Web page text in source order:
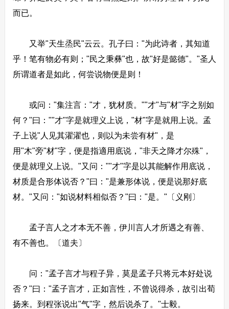
而已。
又举"天生烝民"云云。孔子曰："为此诗者，其知道
乎！笔有物必有则；"民之秉彝"也，故"好是懿德"。"圣人
所谓道者是如此，何尝说物便是则！
或问："集注言："才，犹材质。""才"与"材"字之别如
何？"曰：""才"字是就理义上说，"材"字是就用上说。孟
子上说"人见其濯濯也，则以为未尝有材"，是
用"木"旁"材"字，便是指適用底说，"非天之降才尔殊"，
便是就理义上说。"又问：""才"字是以其能解作用底说，
材质是合形体说否？"曰："是兼形体说，便是说那好底
材。"又问："如说材料相似否？"曰："是。"〔义刚〕
孟子言人之才本无不善，伊川言人才所遇之有善、
有不善也。〔道夫〕
问："孟子言才与程子异，莫是孟子只将元本好处说
否？"曰："孟子言才，正如言性，不曾说得杀，故引出荀
扬来。到程张说出"气"字，然后说杀了。"士毅。